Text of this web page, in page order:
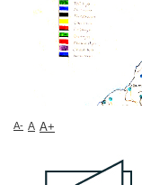
A- A A+